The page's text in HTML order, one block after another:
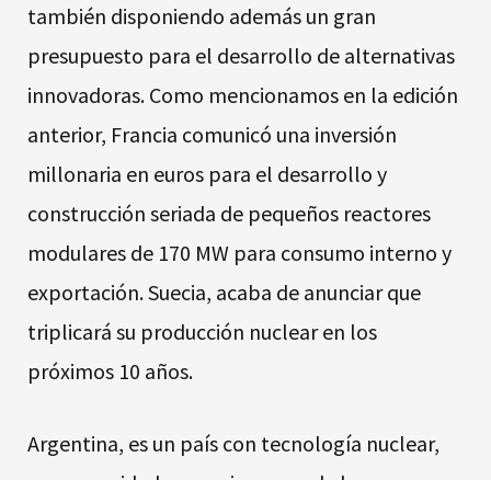
también disponiendo además un gran
presupuesto para el desarrollo de alternativas
innovadoras. Como mencionamos en la edición
anterior, Francia comunicó una inversión
millonaria en euros para el desarrollo y
construcción seriada de pequeños reactores
modulares de 170 MW para consumo interno y
exportación. Suecia, acaba de anunciar que
triplicará su producción nuclear en los
próximos 10 años.
Argentina, es un país con tecnología nuclear,